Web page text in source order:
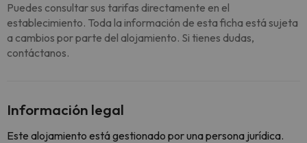
Puedes consultar sus tarifas directamente en el
establecimiento. Toda la información de esta ficha está sujeta
a cambios por parte del alojamiento. Si tienes dudas,
contáctanos.
Información legal
Este alojamiento está gestionado por una persona jurídica.